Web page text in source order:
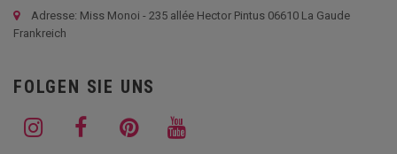
Adresse: Miss Monoi - 235 allée Hector Pintus 06610 La Gaude
Frankreich
FOLGEN SIE UNS